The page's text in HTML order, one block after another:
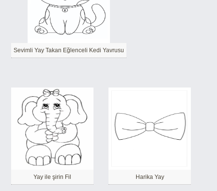
Sevimli Yay Takan Eğlenceli Kedi Yavrusu
Yay ile şirin Fil Harika Yay